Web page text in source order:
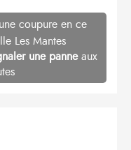
coupure en ce
Les Mantes
une panneaux